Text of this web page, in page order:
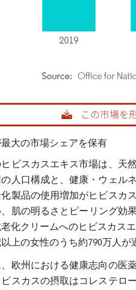
Intelligence。再利用にはCC BY
大の市場シェアを保有
ビスカスエキス市場は、天
人口構成と、健康・ウェル
化製品の使用増加がヒビスカ
、肌の明るさとピーリング効
化クリームへのヒビスカス
上の女性のうち約790万人
、欧州における健康志向の医
スカスの摂取はコレステロ